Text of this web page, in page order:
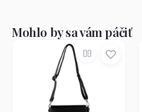
Mohlo by sa vám páčiť